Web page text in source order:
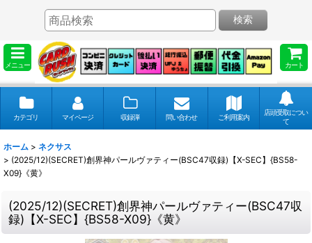
メニュー カート
検索
カテゴリ マイページ 収録弾 問い合わせ ご利用案内
店頭受取につい
て
ホーム > ネクサス
> (2025/12)(SECRET)創界神パールヴァティー(BSC47収録)【X-SEC】{BS58-
X09}《黄》
(2025/12)(SECRET)創界神パールヴァティー(BSC47収
録)【X-SEC】{BS58-X09}《黄》